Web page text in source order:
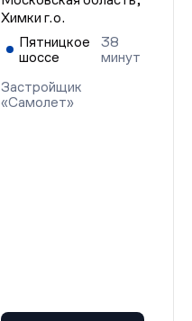
Химки г.о.
Пятницкое
шоссе
38
минут
Застройщик
«Самолет»